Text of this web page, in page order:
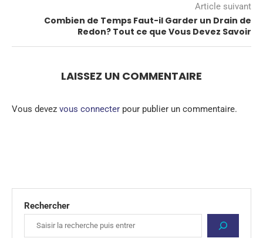
Article suivant
Combien de Temps Faut-il Garder un Drain de
Redon? Tout ce que Vous Devez Savoir
LAISSEZ UN COMMENTAIRE
Vous devez vous connecter pour publier un commentaire.
Rechercher